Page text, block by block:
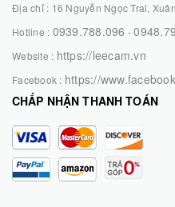
Địa chỉ : 16 Nguyễn Ngọc Trai,
Hotline : 0939.788.096 -
Website : https://leecam.vn
Facebook : https://
CHẤP NHẬN THANH TOÁN